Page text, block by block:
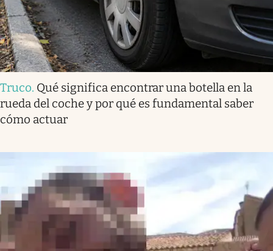
Truco. Qué significa encontrar una botella en la
rueda del coche y por qué es fundamental saber
cómo actuar